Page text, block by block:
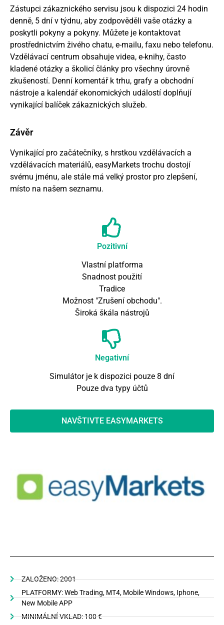
Zástupci zákaznického servisu jsou k dispozici 24 hodin
denně, 5 dní v týdnu, aby zodpověděli vaše otázky a
poskytli pokyny a pokyny. Můžete je kontaktovat
prostřednictvím živého chatu, e-mailu, faxu nebo telefonu.
Vzdělávací centrum obsahuje videa, e-knihy, často
kladené otázky a školicí články pro všechny úrovně
zkušeností. Denní komentář k trhu, grafy a obchodní
nástroje a kalendář ekonomických událostí doplňují
vynikající balíček zákaznických služeb.
Závěr
Vynikající pro začátečníky, s hrstkou vzdělávacích a
vzdělávacích materiálů, easyMarkets trochu dostojí
svému jménu, ale stále má velký prostor pro zlepšení,
místo na našem seznamu.
Pozitivní
Vlastní platforma
Snadnost použití
Tradice
Možnost "Zrušení obchodu".
Široká škála nástrojů
Negativní
Simulátor je k dispozici pouze 8 dní
Pouze dva typy účtů
NAVŠTIVTE EASYMARKETS
ZALOŽENO: 2001
PLATFORMY: Web Trading, MT4, Mobile Windows, Iphone,
New Mobile APP
MINIMÁLNÍ VKLAD: 100 €